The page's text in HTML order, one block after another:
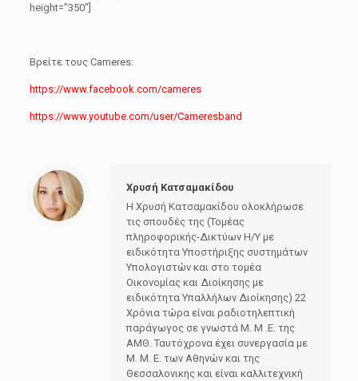
height=”350″]
Βρείτε τους Cameres:
https://www.facebook.com/cameres
https://www.youtube.com/user/Cameresband
Χρυσή Κατσαμακίδου
Η Χρυσή Κατσαμακίδου ολοκλήρωσε
τις σπουδές της (Τομέας
πληροφορικής-Δικτύων Η/Υ με
ειδικότητα Υποστήριξης συστημάτων
Υπολογιστών και στο τομέα
Οικονομίας και Διοίκησης με
ειδικότητα Υπαλλήλων Διοίκησης) 22
Χρόνια τώρα είναι ραδιοτηλεπτική
παράγωγος σε γνωστά Μ. Μ .Ε. της
ΑΜΘ. Ταυτόχρονα έχει συνεργασία με
Μ. Μ. Ε. των Αθηνών και της
Θεσσαλονικης και είναι καλλιτεχνική